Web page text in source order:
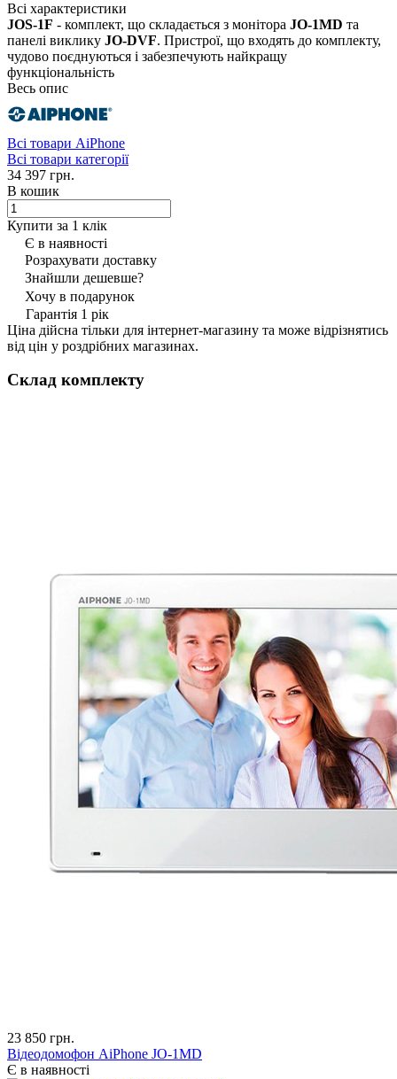
Всі характеристики
JOS-1F - комплект, що складається з монітора JO-1MD та
панелі виклику JO-DVF. Пристрої, що входять до комплекту,
чудово поєднуються і забезпечують найкращу
функціональність
Весь опис
Всі товари AiPhone
Всі товари категорії
34 397 грн.
В кошик
Купити за 1 клiк
Є в наявності
Розрахувати доставку
Знайшли дешевше?
Хочу в подарунок
Гарантія 1 рік
Ціна дійсна тільки для інтернет-магазину та може відрізнятись
від цін у роздрібних магазинах.
Склад комплекту
23 850 грн.
Відеодомофон AiPhone JO-1MD
Є в наявності